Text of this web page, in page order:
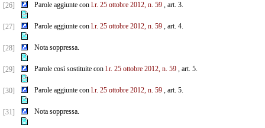
[26] Parole aggiunte con l.r. 25 ottobre 2012, n. 59, art. 3.
[27] Parole aggiunte con l.r. 25 ottobre 2012, n. 59, art. 4.
[28] Nota soppressa.
[29] Parole così sostituite con l.r. 25 ottobre 2012, n. 59, art. 5.
[30] Parole aggiunte con l.r. 25 ottobre 2012, n. 59, art. 5.
[31] Nota soppressa.